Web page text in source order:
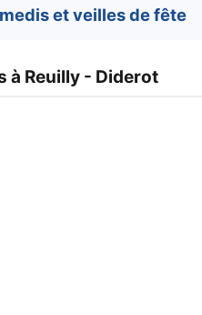
et veilles de fête
à Reuilly - Diderot